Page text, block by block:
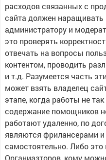
расходов связанных с
сайта должен наращивать
администратору и
это проверять
отвечать на вопросы
контентом, проводить
и т.д. Разумеется часть
может взять владелец
этапе, когда работы не
содержание помощников
работают удаленно, по
являются фрилансерами и
самостоятельно. Либо
Органиазторов, кому